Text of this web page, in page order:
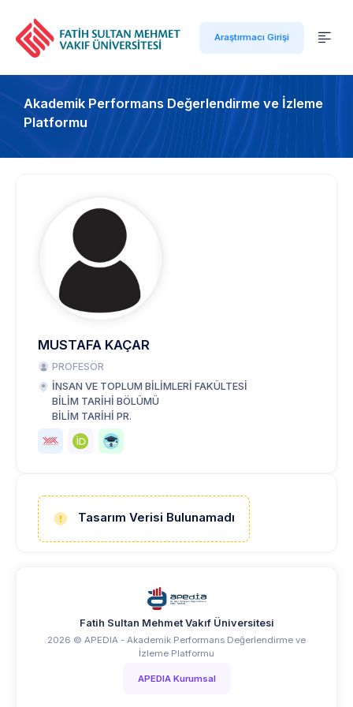
Araştırmacı Girişi
Akademik Performans Değerlendirme ve İzleme
Platformu
MUSTAFA KAÇAR
PROFESÖR
İNSAN VE TOPLUM BİLİMLERİ FAKÜLTESİ
BİLİM TARİHİ BÖLÜMÜ
BİLİM TARİHİ PR.
Tasarım Verisi Bulunamadı
Fatih Sultan Mehmet Vakıf Üniversitesi
2026 © APEDIA - Akademik Performans Değerlendirme ve
İzleme Platformu
APEDIA Kurumsal